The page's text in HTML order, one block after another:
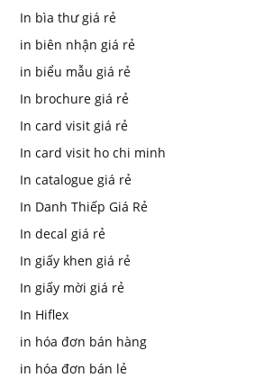
In bìa thư giá rẻ
in biên nhận giá rẻ
in biểu mẫu giá rẻ
In brochure giá rẻ
In card visit giá rẻ
In card visit ho chi minh
In catalogue giá rẻ
In Danh Thiếp Giá Rẻ
In decal giá rẻ
In giấy khen giá rẻ
In giấy mời giá rẻ
In Hiflex
in hóa đơn bán hàng
in hóa đơn bán lẻ